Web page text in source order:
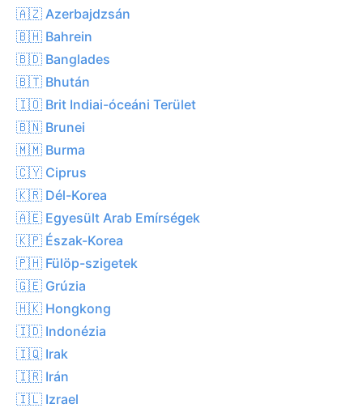
🇦🇿 Azerbajdzsán
🇧🇭 Bahrein
🇧🇩 Banglades
🇧🇹 Bhután
🇮🇴 Brit Indiai-óceáni Terület
🇧🇳 Brunei
🇲🇲 Burma
🇨🇾 Ciprus
🇰🇷 Dél-Korea
🇦🇪 Egyesült Arab Emírségek
🇰🇵 Észak-Korea
🇵🇭 Fülöp-szigetek
🇬🇪 Grúzia
🇭🇰 Hongkong
🇮🇩 Indonézia
🇮🇶 Irak
🇮🇷 Irán
🇮🇱 Izrael